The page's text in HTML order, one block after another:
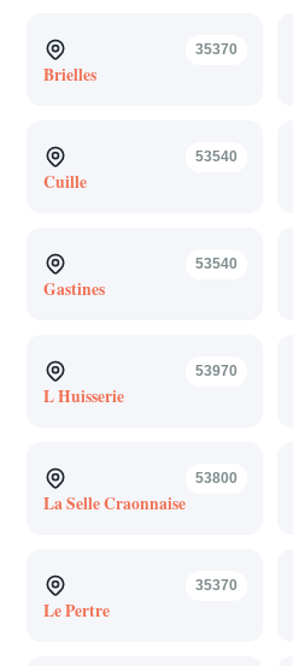
35370
Brielles
53540
Cuille
53540
Gastines
53970
L Huisserie
53800
La Selle Craonnaise
35370
Le Pertre